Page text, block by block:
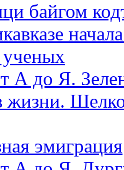
байгом
А до Я.
эмиграция